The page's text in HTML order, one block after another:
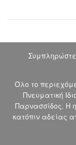
Όλο το
Πνευματική
Παρνασσίδος. Η
κατόπιν αδείας